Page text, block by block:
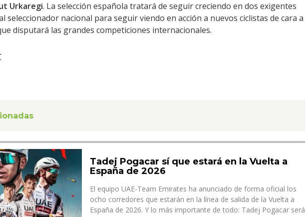
Urkaregi. La selección española tratará de seguir creciendo en dos exigentes
seleccionador nacional para seguir viendo en acción a nuevos ciclistas de cara a
disputará las grandes competiciones internacionales.
Tadej Pogacar sí que estará en la Vuelta a
España de 2026
El equipo UAE-Team Emirates ha anunciado de forma oficial los
ocho corredores que estarán en la línea de salida de la Vuelta a
España de 2026. Y lo más importante de todo: Tadej Pogacar será